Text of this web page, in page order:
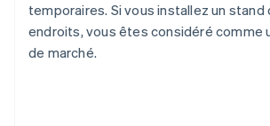
temporaires. Si vous installez un stand
endroits, vous êtes considéré comme
de marché.